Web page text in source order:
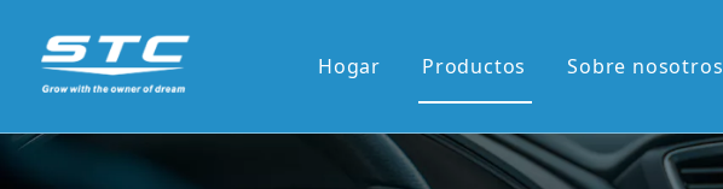
Hogar Productos
Serie OEM de 13,1'
Sobre nosotros